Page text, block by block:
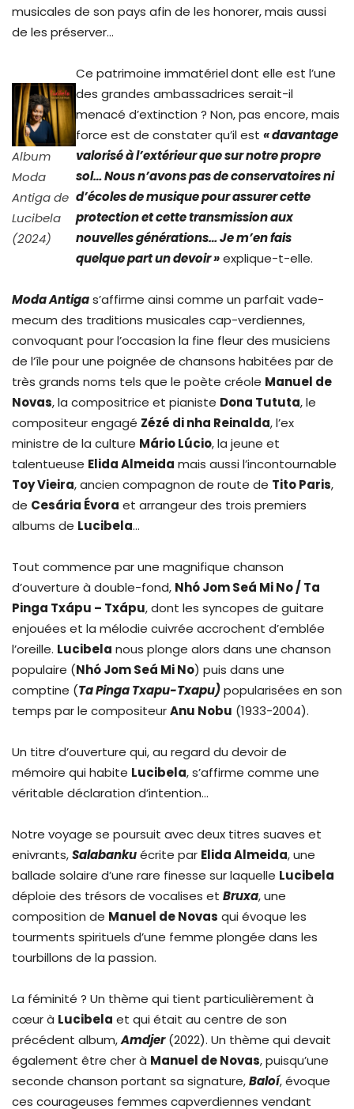
musicales de son pays afin de les honorer, mais aussi
de les préserver…
Album
Moda
Antiga de
Lucibela
(2024)
Ce patrimoine immatérieldont elle est l’une
des grandes ambassadrices serait-il
menacé d’extinction ? Non, pas encore, mais
force est de constater qu’il est « davantage
valorisé à l’extérieur que sur notre propre
sol… Nous n’avons pas de conservatoires ni
d’écoles de musique pour assurer cette
protection et cette transmission aux
nouvelles générations… Je m’en fais
quelque part un devoir »explique-t-elle.
Moda Antigas’affirme ainsi comme un parfait vade-
mecum des traditions musicales cap-verdiennes,
convoquant pour l’occasion la fine fleur des musiciens
de l’île pour une poignée de chansons habitées par de
très grands noms tels que le poète créole Manuel de
Novas, la compositrice et pianiste Dona Tututa, le
compositeur engagé Zézé di nha Reinalda, l’ex
ministre de la culture Mário Lúcio, la jeune et
talentueuse Elida Almeida mais aussi l’incontournable
Toy Vieira, ancien compagnon de route de Tito Paris,
de Cesária Évora et arrangeur des trois premiers
albums de Lucibela…
Tout commence par une magnifique chanson
d’ouverture à double-fond, Nhó Jom Seá Mi No / Ta
Pinga Txápu – Txápu, dont les syncopes de guitare
enjouées et la mélodie cuivrée accrochent d’emblée
l’oreille. Lucibela nous plonge alors dans une chanson
populaire (Nhó Jom Seá Mi No) puis dans une
comptine (Ta Pinga Txapu-Txapu)popularisées en son
temps par le compositeurAnu Nobu (1933-2004).
Un titre d’ouverture qui, au regard du devoir de
mémoire qui habite Lucibela, s’affirme comme une
véritable déclaration d’intention…
Notre voyage se poursuit avec deux titres suaves et
enivrants,Salabankuécrite par Elida Almeida, une
ballade solaire d’une rare finesse sur laquelle Lucibela
déploie des trésors de vocalises et Bruxa, une
composition de Manuel de Novas qui évoque les
tourments spirituels d’une femme plongée dans les
tourbillons de la passion.
La féminité ? Un thème qui tient particulièrement à
cœur à Lucibela et qui était au centre de son
précédent album,Amdjer(2022). Un thème qui devait
également être cher à Manuel de Novas, puisqu’une
seconde chanson portant sa signature,Baloí, évoque
ces courageuses femmes capverdiennes vendant